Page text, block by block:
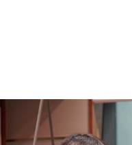
YouTube
会社情報